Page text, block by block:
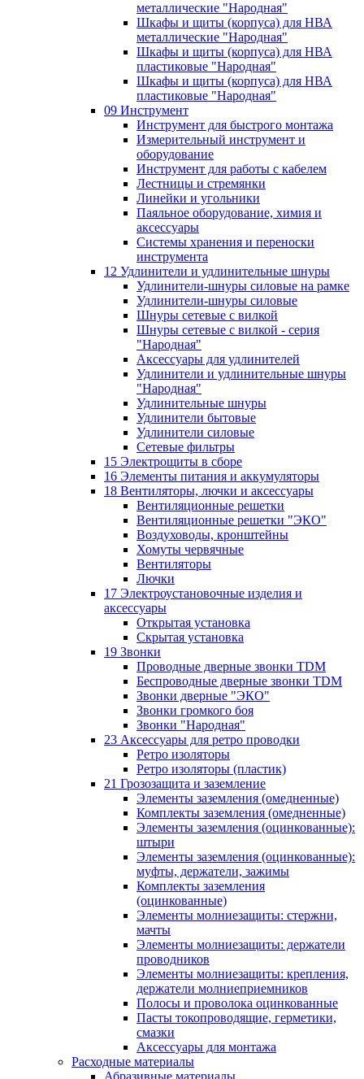
металлические "Народная"
Шкафы и щиты (корпуса) для НВА
металлические "Народная"
Шкафы и щиты (корпуса) для НВА
пластиковые "Народная"
Шкафы и щиты (корпуса) для НВА
пластиковые "Народная"
09 Инструмент
Инструмент для быстрого монтажа
Измерительный инструмент и
оборудование
Инструмент для работы с кабелем
Лестницы и стремянки
Линейки и угольники
Паяльное оборудование, химия и
аксессуары
Системы хранения и переноски
инструмента
12 Удлинители и удлинительные шнуры
Удлинители-шнуры силовые на рамке
Удлинители-шнуры силовые
Шнуры сетевые с вилкой
Шнуры сетевые с вилкой - серия
"Народная"
Аксессуары для удлинителей
Удлинители и удлинительные шнуры
"Народная"
Удлинительные шнуры
Удлинители бытовые
Удлинители силовые
Сетевые фильтры
15 Электрощиты в сборе
16 Элементы питания и аккумуляторы
18 Вентиляторы, лючки и аксессуары
Вентиляционные решетки
Вентиляционные решетки "ЭКО"
Воздуховоды, кронштейны
Хомуты червячные
Вентиляторы
Лючки
17 Электроустановочные изделия и
аксессуары
Открытая установка
Скрытая установка
19 Звонки
Проводные дверные звонки TDM
Беспроводные дверные звонки TDM
Звонки дверные "ЭКО"
Звонки громкого боя
Звонки "Народная"
23 Аксессуары для ретро проводки
Ретро изоляторы
Ретро изоляторы (пластик)
21 Грозозащита и заземление
Элементы заземления (омедненные)
Комплекты заземления (омедненные)
Элементы заземления (оцинкованные):
штыри
Элементы заземления (оцинкованные):
муфты, держатели, зажимы
Комплекты заземления
(оцинкованные)
Элементы молниезащиты: стержни,
мачты
Элементы молниезащиты: держатели
проводников
Элементы молниезащиты: крепления,
держатели молниеприемников
Полосы и проволока оцинкованные
Пасты токопроводящие, герметики,
смазки
Аксессуары для монтажа
Расходные материалы
Абразивные материалы